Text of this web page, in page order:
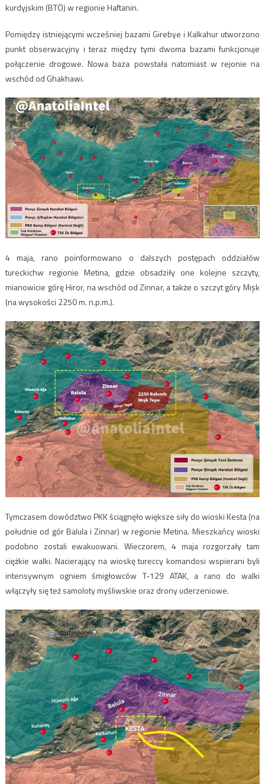
kurdyjskim (BTÖ) w regionie Haftanin.
Pomiędzy istniejącymi wcześniej bazami Girebye i Kalkahur utworzono
punkt obserwacyjny i teraz między tymi dwoma bazami funkcjonuje
połączenie drogowe. Nowa baza powstała natomiast w rejonie na
wschód od Ghakhawi.
4 maja, rano poinformowano o dalszych postępach oddziałów
tureckichw regionie Metina, gdzie obsadziły one kolejne szczyty,
mianowicie górę Hiror, na wschód od Zinnar, a także o szczyt góry Mışk
(na wysokości 2250 m. n.p.m.).
Tymczasem dowództwo PKK ściągnęło większe siły do wioski Kesta (na
południe od gór Balula i Zinnar) w regionie Metina. Mieszkańcy wioski
podobno zostali ewakuowani. Wieczorem, 4 maja rozgorzały tam
ciężkie walki. Nacierający na wioskę tureccy komandosi wspierani byli
intensywnym ogniem śmigłowców T-129 ATAK, a rano do walki
włączyły się też samoloty myśliwskie oraz drony uderzeniowe.